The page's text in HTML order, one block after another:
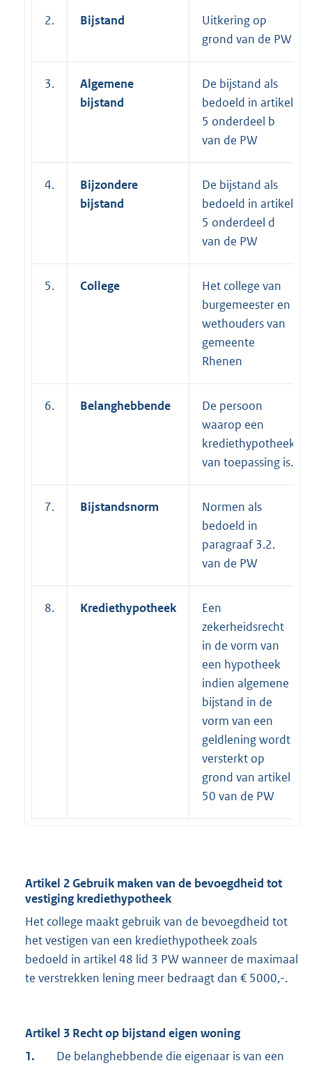
2. Bijstand
Uitkering op
grond van de PW
3.
Algemene
bijstand
De bijstand als
bedoeld in artikel
5 onderdeel b
van de PW
4.
Bijzondere
bijstand
De bijstand als
bedoeld in artikel
5 onderdeel d
van de PW
5. College
Het college van
burgemeester en
wethouders van
gemeente
Rhenen
6. Belanghebbende
De persoon
waarop een
krediethypotheek
van toepassing is.
7. Bijstandsnorm
Normen als
bedoeld in
paragraaf 3.2.
van de PW
8. Krediethypotheek
Een
zekerheidsrecht
in de vorm van
een hypotheek
indien algemene
bijstand in de
vorm van een
geldlening wordt
versterkt op
grond van artikel
50 van de PW
Artikel 2 Gebruik maken van de bevoegdheid tot
vestiging krediethypotheek
Het college maakt gebruik van de bevoegdheid tot
het vestigen van een krediethypotheek zoals
bedoeld in artikel 48 lid 3 PW wanneer de maximaal
te verstrekken lening meer bedraagt dan € 5000,-.
Artikel 3 Recht op bijstand eigen woning
1.
De belanghebbende die eigenaar is van een